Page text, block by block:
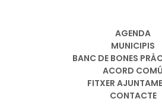
AGENDA
MUNICIPIS
BANC DE BONES
ACORD COMÚ
FITXER
CONTACTE